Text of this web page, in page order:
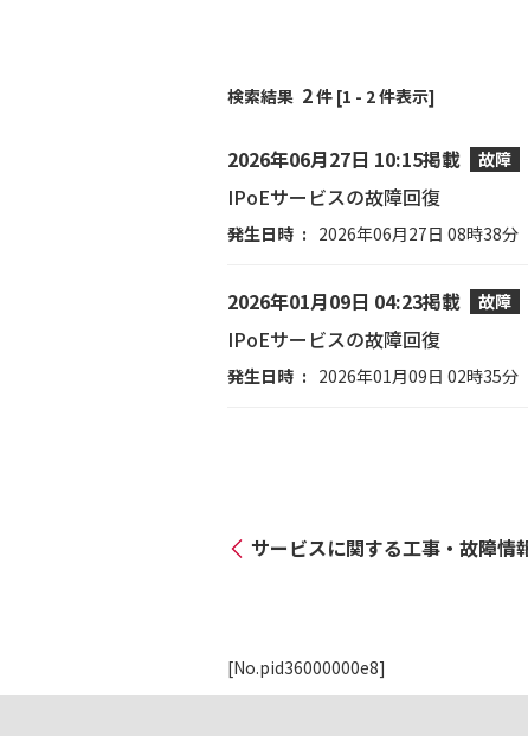
検索結果 2件 [1 - 2 件表示]
2026年06月27日 10:15掲載 故障
IPoEサービスの故障回復
発生日時 2026年06月27日 08時38分
2026年01月09日 04:23掲載 故障
IPoEサービスの故障回復
発生日時 2026年01月09日 02時35分
サービスに関する工事・故障情
[No.pid36000000e8]